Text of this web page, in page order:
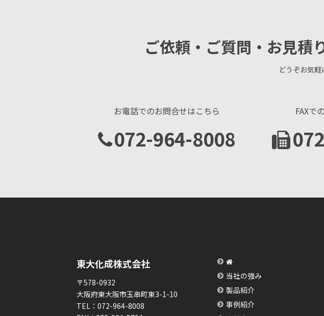
ご依頼・ご質問・お見積
どうぞお気軽
お電話でのお問合せはこちら
072-964-8008
FAXで
東大化成株式会社
〒578-0932
大阪府東大阪市玉串町東3-1-10
TEL： 072-964-8008
当社の強み
製品紹介
事例紹介